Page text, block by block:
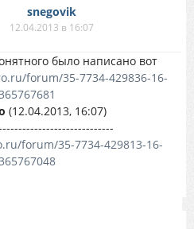
snegovik
12.04.2013 в 16:07
было написано вот
forum/35-7734-429836-16-
(12.04.2013, 16:07)
forum/35-7734-429813-16-